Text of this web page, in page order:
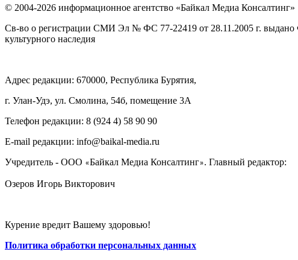
© 2004-2026 информационное агентство «Байкал Медиа Консалтинг»
Св-во о регистрации СМИ Эл № ФС 77-22419 от 28.11.2005 г. выдано
культурного наследия
Адрес редакции: 670000, Республика Бурятия,
г. Улан-Удэ, ул. Смолина, 54б, помещение 3А
Телефон редакции: ‎‎8 (924 4) 58 90 90
E-mail редакции: info@baikal-media.ru
Учредитель - ООО «Байкал Медиа Консалтинг». Главный редактор:
Озеров Игорь Викторович
Курение вредит Вашему здоровью!
Политика обработки персональных данных